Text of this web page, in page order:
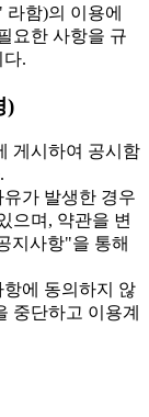
함)의 이용에
요한 사항을 규
다.
)
게시하여 공시함
가 발생한 경우
으며, 약관을 변
지사항"을 통해
에 동의하지 않
중단하고 이용계